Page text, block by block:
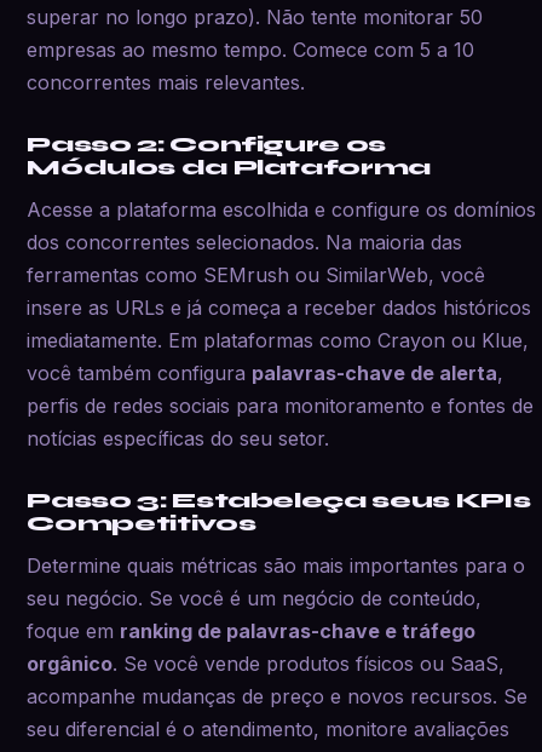
superar no longo prazo). Não tente monitorar 50
empresas ao mesmo tempo. Comece com 5 a 10
concorrentes mais relevantes.
Passo 2: Configure os
Módulos da Plataforma
Acesse a plataforma escolhida e configure os domínios
dos concorrentes selecionados. Na maioria das
ferramentas como SEMrush ou SimilarWeb, você
insere as URLs e já começa a receber dados históricos
imediatamente. Em plataformas como Crayon ou Klue,
você também configura palavras-chave de alerta,
perfis de redes sociais para monitoramento e fontes de
notícias específicas do seu setor.
Passo 3: Estabeleça seus KPIs
Competitivos
Determine quais métricas são mais importantes para o
seu negócio. Se você é um negócio de conteúdo,
foque em ranking de palavras-chave e tráfego
orgânico. Se você vende produtos físicos ou SaaS,
acompanhe mudanças de preço e novos recursos. Se
seu diferencial é o atendimento, monitore avaliações